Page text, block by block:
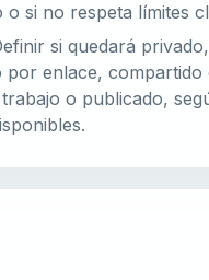
o si no respeta límites
si quedará privado,
por enlace, compartido
o publicado,